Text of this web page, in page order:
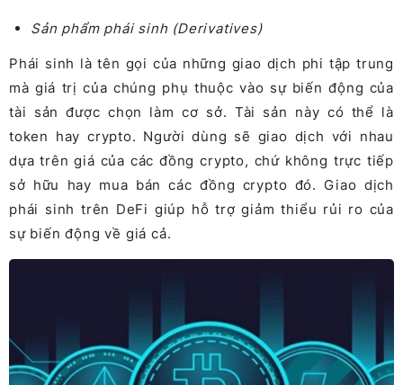
Sản phẩm phái sinh (Derivatives)
Phái sinh là tên gọi của những giao dịch phi tập trung
mà giá trị của chúng phụ thuộc vào sự biến động của
tài sản được chọn làm cơ sở. Tài sản này có thể là
token hay crypto. Người dùng sẽ giao dịch với nhau
dựa trên giá của các đồng crypto, chứ không trực tiếp
sở hữu hay mua bán các đồng crypto đó. Giao dịch
phái sinh trên DeFi giúp hỗ trợ giảm thiểu rủi ro của
sự biến động về giá cả.